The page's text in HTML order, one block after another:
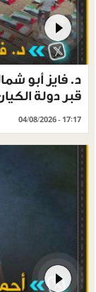
د. فايز أبو
قبر دولة
04/08/2026 - 17:17